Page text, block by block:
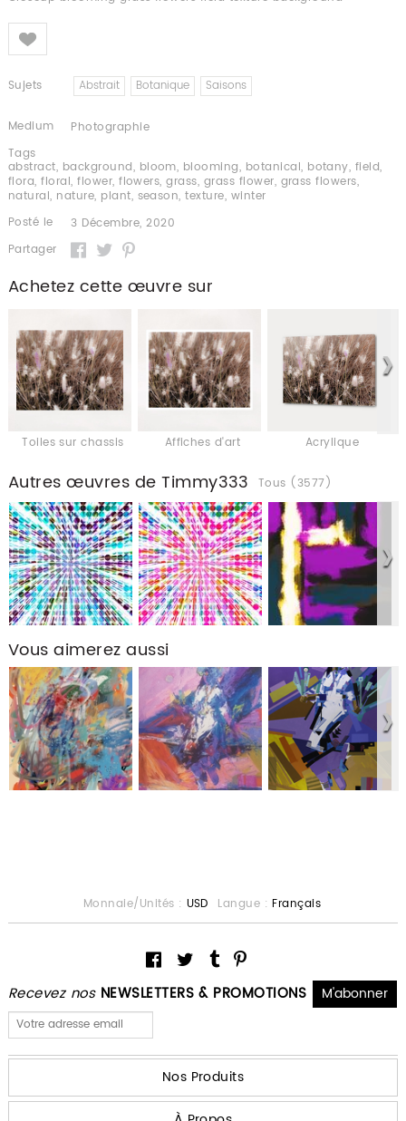
Like
Sujets Abstrait Botanique Saisons
Medium
Photographie
Tags
abstract, background, bloom, blooming, botanical, botany, field,
flora,floral,flower,flowers,grass, grass flower, grass flowers,
natural, nature, plant, season,texture, winter
Posté le
3 Décembre, 2020
Partager
Achetez cette œuvre sur
Toiles sur chassis Affiches d'art Acrylique
Autres œuvres de Timmy333 Tous (3577)
Vous aimerez aussi
Recevez nos NEWSLETTERS & PROMOTIONS
Monnaie/Unités : USD Langue : Français
Nos Produits